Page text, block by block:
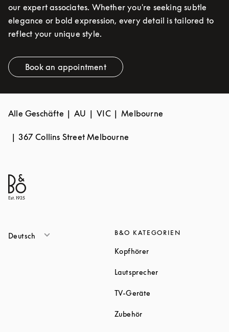
our expert associates. Whether you're seeking subtle
elegance or bold expression, every detail is tailored to
reflect your unique style.
Book an appointmentLink Opens in New Tab
Alle Geschäfte AU VIC Melbourne
367 Collins Street Melbourne
Deutsch B&O KATEGORIEN
KopfhörerLink Opens in New Tab
LautsprecherLink Opens in New
TV-Geräte
ZubehörLink Opens in New Tab